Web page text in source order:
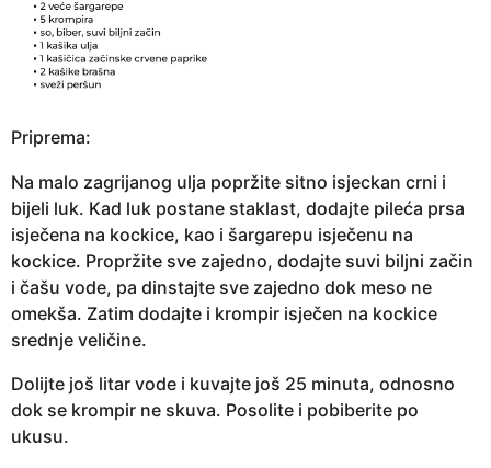
Priprema:
Na malo zagrijanog ulja popržite sitno isjeckan crni i
bijeli luk. Kad luk postane staklast, dodajte pileća prsa
isječena na kockice, kao i šargarepu isječenu na
kockice. Propržite sve zajedno, dodajte suvi biljni začin
i čašu vode, pa dinstajte sve zajedno dok meso ne
omekša. Zatim dodajte i krompir isječen na kockice
srednje veličine.
Dolijte još litar vode i kuvajte još 25 minuta, odnosno
dok se krompir ne skuva. Posolite i pobiberite po
ukusu.